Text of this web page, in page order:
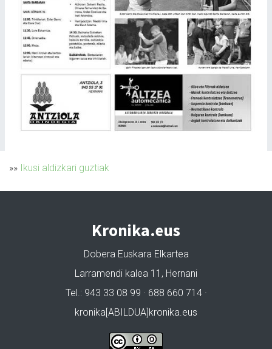
»» Ikusi aldizkari guztiak
Kronika.eus
Dobera Euskara Elkartea
Larramendi kalea 11, Hernani
Tel.: 943 33 08 99 · 688 660 714 ·
kronika[ABILDUA]kronika.eus